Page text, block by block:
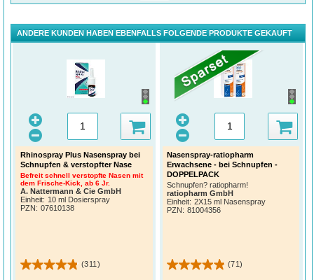
ANDERE KUNDEN HABEN EBENFALLS FOLGENDE PRODUKTE GEKAUFT
Rhinospray Plus Nasenspray bei
Schnupfen & verstopfter Nase
Befreit schnell verstopfte Nasen mit
dem Frische-Kick, ab 6 Jr.
A. Nattermann & Cie GmbH
Einheit: 10 ml Dosierspray
PZN: 07610138
(311)
Nasenspray-ratiopharm
Erwachsene - bei Schnupfen -
DOPPELPACK
Schnupfen? ratiopharm!
ratiopharm GmbH
Einheit: 2X15 ml Nasenspray
PZN: 81004356
(71)